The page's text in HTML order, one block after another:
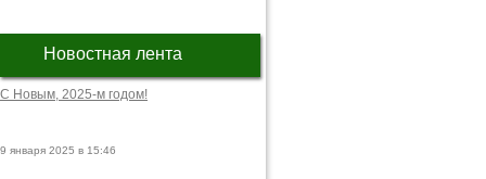
Новостная лента
С Новым, 2025-м годом!
9 января 2025 в 15:46